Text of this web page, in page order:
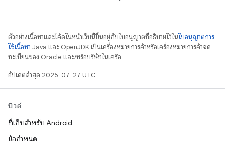
ตัวอย่างเนื้อหาและโค้ดในหน้าเว็บนี้ขึ้นอยู่กับใบอนุญาตที่อธิบายไว้ในใบอนุญาตการ
ใช้เนื้อหา Java และ OpenJDK เป็นเครื่องหมายการค้าหรือเครื่องหมายการค้าจด
ทะเบียนของ Oracle และ/หรือบริษัทในเครือ
อัปเดตล่าสุด 2025-07-27 UTC
บิวด์
ที่เก็บสำหรับ Android
ข้อกำหนด